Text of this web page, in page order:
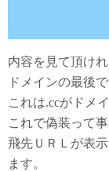
内容を見て頂け
ドメインの最後で
これは.ccがドメ
これで偽装って
飛先ＵＲＬが表
ます。